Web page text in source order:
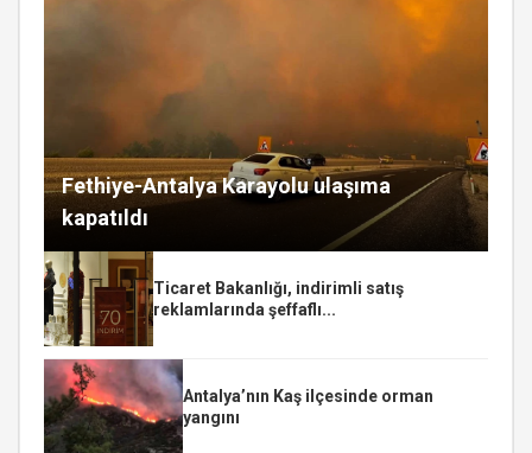
Fethiye-Antalya Karayolu ulaşıma
kapatıldı
Ticaret Bakanlığı, indirimli satış
reklamlarında şeffaflı...
Antalya’nın Kaş ilçesinde orman
yangını